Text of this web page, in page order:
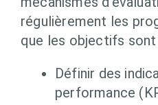
régulièrement les
que les objectifs
Définir des
performance